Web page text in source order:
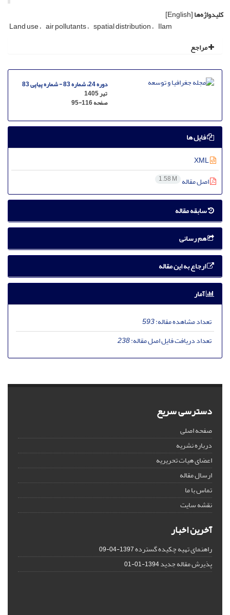
کلیدواژه‌ها[English]
Land use air pollutants spatial distribution Ilam
مراجع
دوره 24، شماره 83 - شماره پیاپی 83
تیر 1405
صفحه95-116
فایل ها
اصل مقاله 1.58 M
سابقه مقاله
هم رسانی
ارجاع به این مقاله
آمار
تعداد مشاهده مقاله:593
تعداد دریافت فایل اصل مقاله:238
دسترسی سریع
صفحه اصلی
درباره نشریه
اعضای هیات تحریریه
ارسال مقاله
تماس با ما
نقشه سایت
آخرین اخبار
راهنمای تهیه چکیده گسترده1397-04-09
پذیرش مقاله جدید1394-01-01